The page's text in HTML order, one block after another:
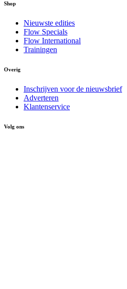
Shop
Nieuwste edities
Flow Specials
Flow International
Trainingen
Overig
Inschrijven voor de nieuwsbrief
Adverteren
Klantenservice
Volg ons